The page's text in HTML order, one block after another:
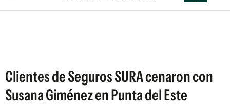
ARGENTINA
Clientes de Seguros SURA cenaron con
Susana Giménez en Punta del Este